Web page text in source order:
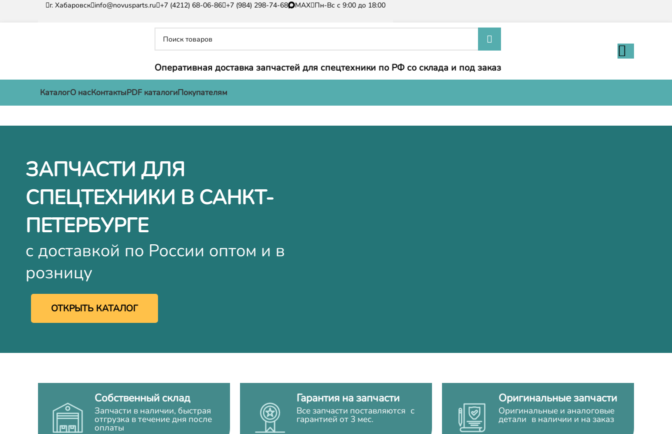
г. Хабаровск info@novusparts.ru +7 (4212) 68-06-86 +7 (984) 298-74-68 MAX Пн-Вс с 9:00 до 18:00
Оперативная доставка запчастей для спецтехники по РФ со склада и под заказ
КаталогО насКонтактыPDF каталогиПокупателям
ЗАПЧАСТИ ДЛЯ
СПЕЦТЕХНИКИ В САНКТ-
ПЕТЕРБУРГЕ
с доставкой по России оптом и в
розницу
ОТКРЫТЬ КАТАЛОГ
Собственный склад
Запчасти в наличии, быстрая
отгрузка в течение дня после
оплаты
Гарантия на запчасти
Все запчасти поставляются с
гарантией от 3 мес.
Оригинальные запчасти
Оригинальные и аналоговые
детали в наличии и на заказ